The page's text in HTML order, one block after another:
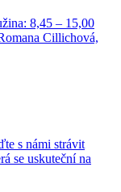
8,45 – 15,00
Cillichová,
s námi strávit
se uskuteční na